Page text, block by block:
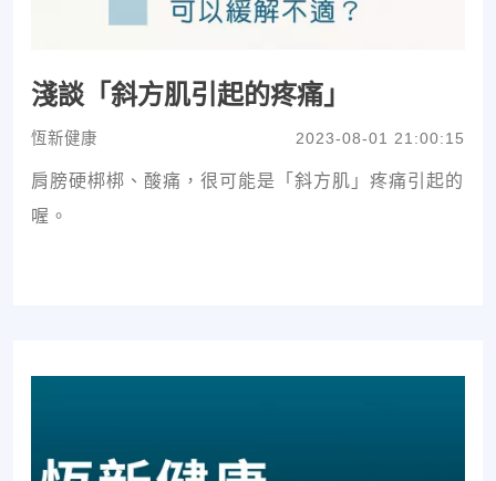
淺談「斜方肌引起的疼痛」
恆新健康 2023-08-01 21:00:15
肩膀硬梆梆、酸痛，很可能是「斜方肌」疼痛引起的
喔。